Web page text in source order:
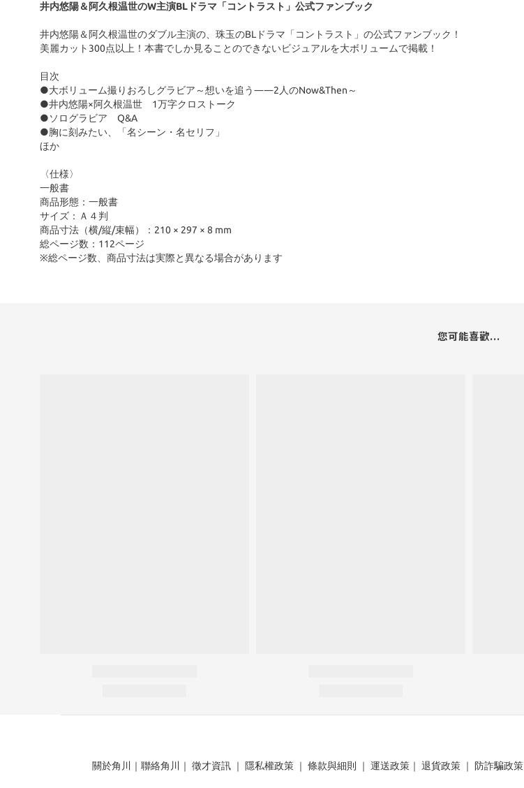
井内悠陽＆阿久根温世のW主演BLドラマ「コントラスト」公式ファンブック
井内悠陽＆阿久根温世のダブル主演の、珠玉のBLドラマ「コントラスト」の公式ファンブック！
美麗カット300点以上！本書でしか見ることのできないビジュアルを大ボリュームで掲載！
目次
●大ボリューム撮りおろしグラビア～想いを追う――2人のNow&Then～
●井内悠陽×阿久根温世 1万字クロストーク
●ソログラビア Q&A
●胸に刻みたい、「名シーン・名セリフ」
ほか
〈仕様〉
一般書
商品形態：一般書
サイズ：Ａ４判
商品寸法（横/縦/束幅）：210 × 297 × 8 mm
総ページ数：112ページ
※総ページ数、商品寸法は実際と異なる場合があります
您可能喜歡...
關於角川 ｜ 聯絡角川 ｜ 徵才資訊 ｜ 隱私權政策 ｜ 條款與細則 ｜ 運送政策 ｜ 退貨政策 ｜ 防詐騙政策